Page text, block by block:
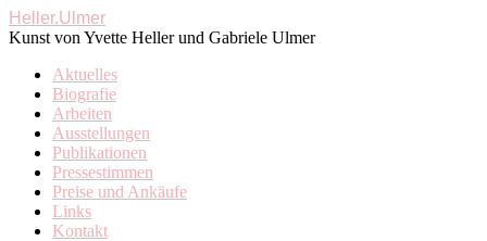
Heller.Ulmer
Kunst von Yvette Heller und Gabriele Ulmer
Aktuelles
Biografie
Arbeiten
Ausstellungen
Publikationen
Pressestimmen
Preise und Ankäufe
Links
Kontakt